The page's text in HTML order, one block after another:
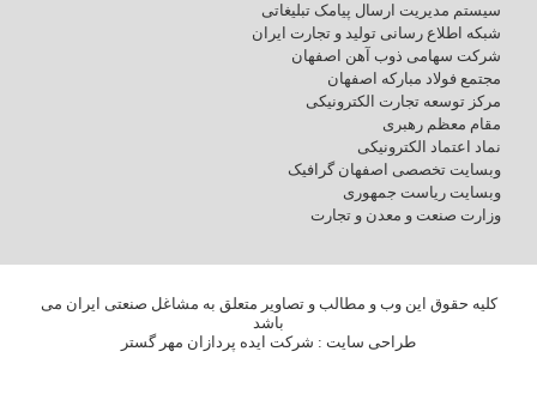
سیستم مدیریت ارسال پیامک تبلیغاتی
شبکه اطلاع رسانی تولید و تجارت ایران
شرکت سهامی ذوب آهن اصفهان
مجتمع فولاد مبارکه اصفهان
مرکز توسعه تجارت الکترونیکی
مقام معظم رهبری
نماد اعتماد الکترونیکی
وبسایت تخصصی اصفهان گرافیک
وبسایت ریاست جمهوری
وزارت صنعت و معدن و تجارت
کلیه حقوق این وب و مطالب و تصاویر متعلق به مشاغل صنعتی ایران می
باشد
طراحی سایت : شرکت ایده پردازان مهر گستر